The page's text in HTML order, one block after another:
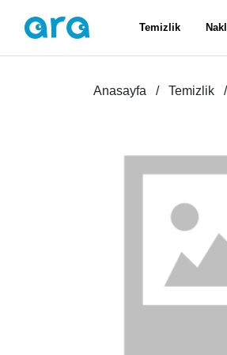
Temizlik
Anasayfa Temizlik